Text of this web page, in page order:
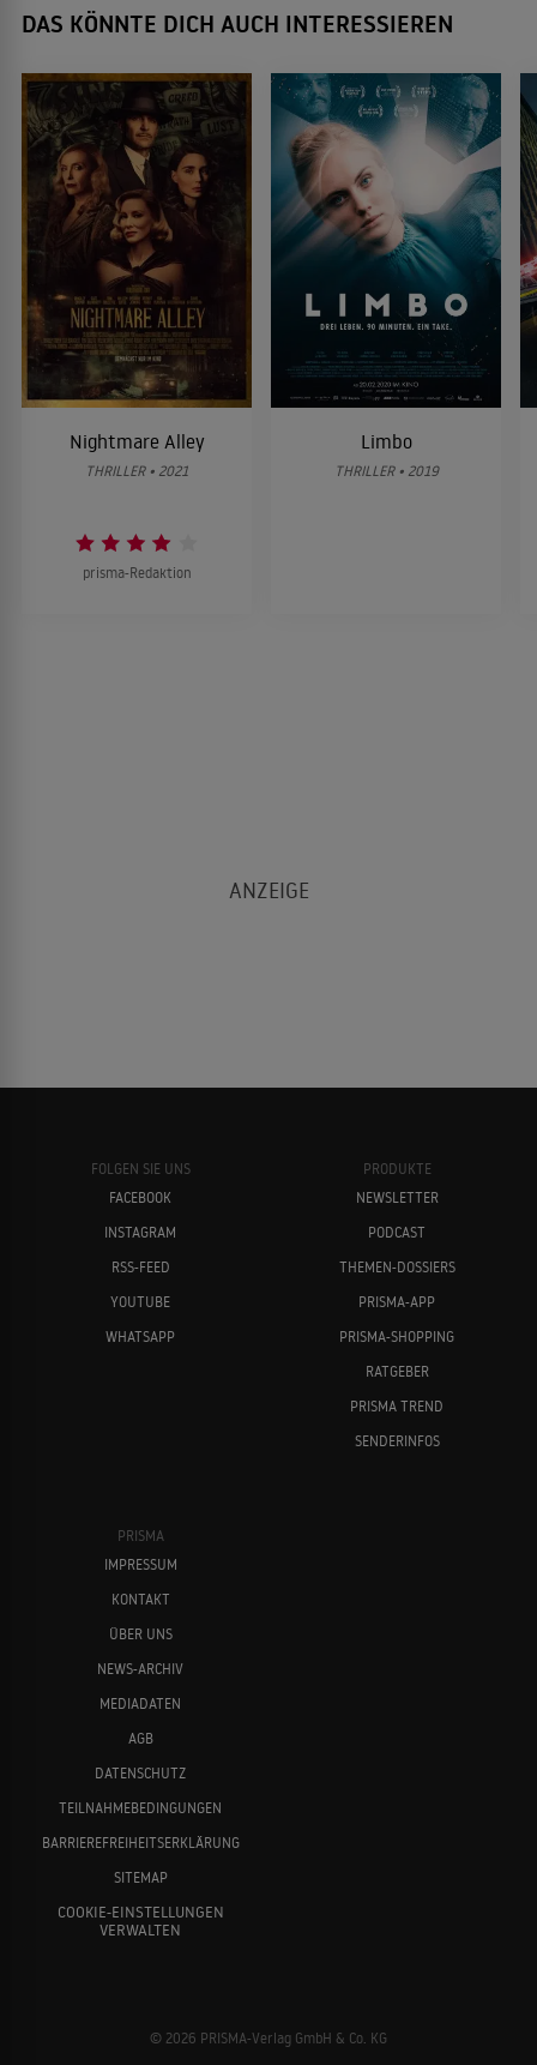
DAS KÖNNTE DICH AUCH INTERESSIEREN
Nightmare Alley
THRILLER • 2021
prisma-Redaktion
Limbo
THRILLER • 2019
FOLGEN SIE UNS
FACEBOOK
INSTAGRAM
RSS-FEED
YOUTUBE
WHATSAPP
PRODUKTE
NEWSLETTER
PODCAST
THEMEN-DOSSIERS
PRISMA-APP
PRISMA-SHOPPING
RATGEBER
PRISMA TREND
SENDERINFOS
PRISMA
IMPRESSUM
KONTAKT
ÜBER UNS
NEWS-ARCHIV
MEDIADATEN
AGB
DATENSCHUTZ
TEILNAHMEBEDINGUNGEN
BARRIEREFREIHEITSERKLÄRUNG
SITEMAP
COOKIE-EINSTELLUNGEN
VERWALTEN
© 2026 PRISMA-Verlag GmbH & Co. KG